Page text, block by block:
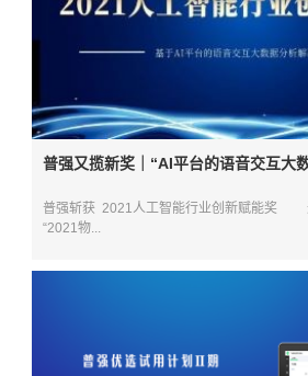
普强又揽新奖｜“AI平台的语音交互大
普强斩获 2021人工智能行业创新赋能奖
“2021物...